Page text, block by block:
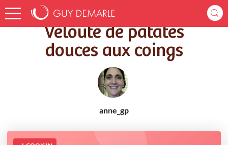
Accueil Recettes Velouté de patates douces aux coings
Velouté de patates
douces aux coings
anne_gp